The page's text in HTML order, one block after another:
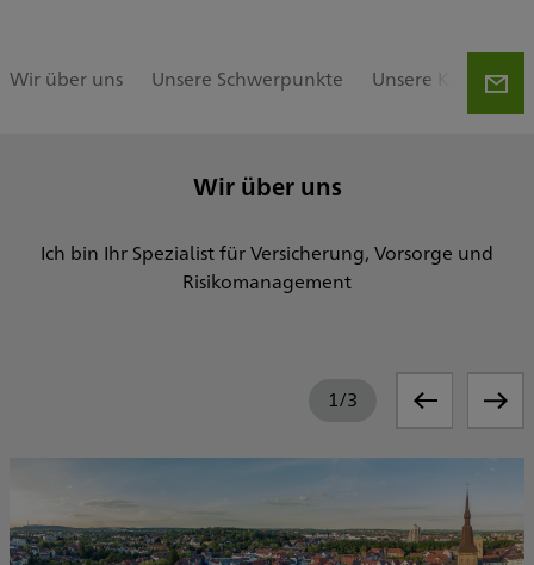
Wir über uns Unsere Schwerpunkte Unsere
Wir über uns
Ich bin Ihr Spezialist für Versicherung, Vorsorge und
Risikomanagement
1/3